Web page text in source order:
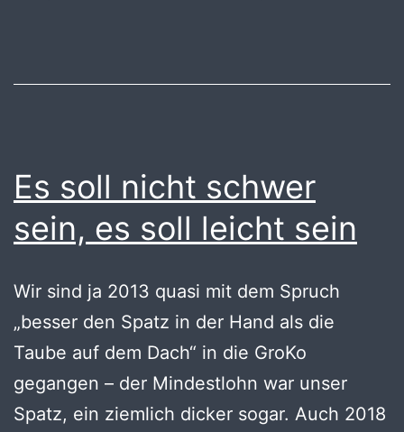
gordischen
Knoten
Es soll nicht schwer
sein, es soll leicht sein
Wir sind ja 2013 quasi mit dem Spruch
„besser den Spatz in der Hand als die
Taube auf dem Dach“ in die GroKo
gegangen – der Mindestlohn war unser
Spatz, ein ziemlich dicker sogar. Auch 2018